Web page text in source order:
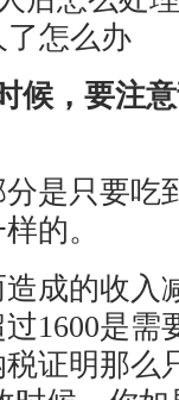
候，要注
是只要吃
的。
成的收入
1600是需
证明那么